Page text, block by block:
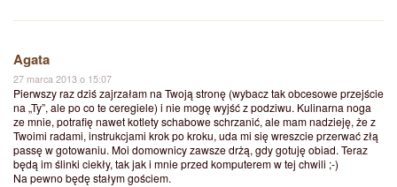
Agata
27 marca 2013 o 15:07
Pierwszy raz dziś zajrzałam na Twoją stronę (wybacz tak obcesowe przejście
na „Ty”, ale po co te ceregiele) i nie mogę wyjść z podziwu. Kulinarna noga
ze mnie, potrafię nawet kotlety schabowe schrzanić, ale mam nadzieję, że z
Twoimi radami, instrukcjami krok po kroku, uda mi się wreszcie przerwać złą
passę w gotowaniu. Moi domownicy zawsze drżą, gdy gotuję obiad. Teraz
będą im ślinki ciekły, tak jak i mnie przed komputerem w tej chwili ;-)
Na pewno będę stałym gościem.